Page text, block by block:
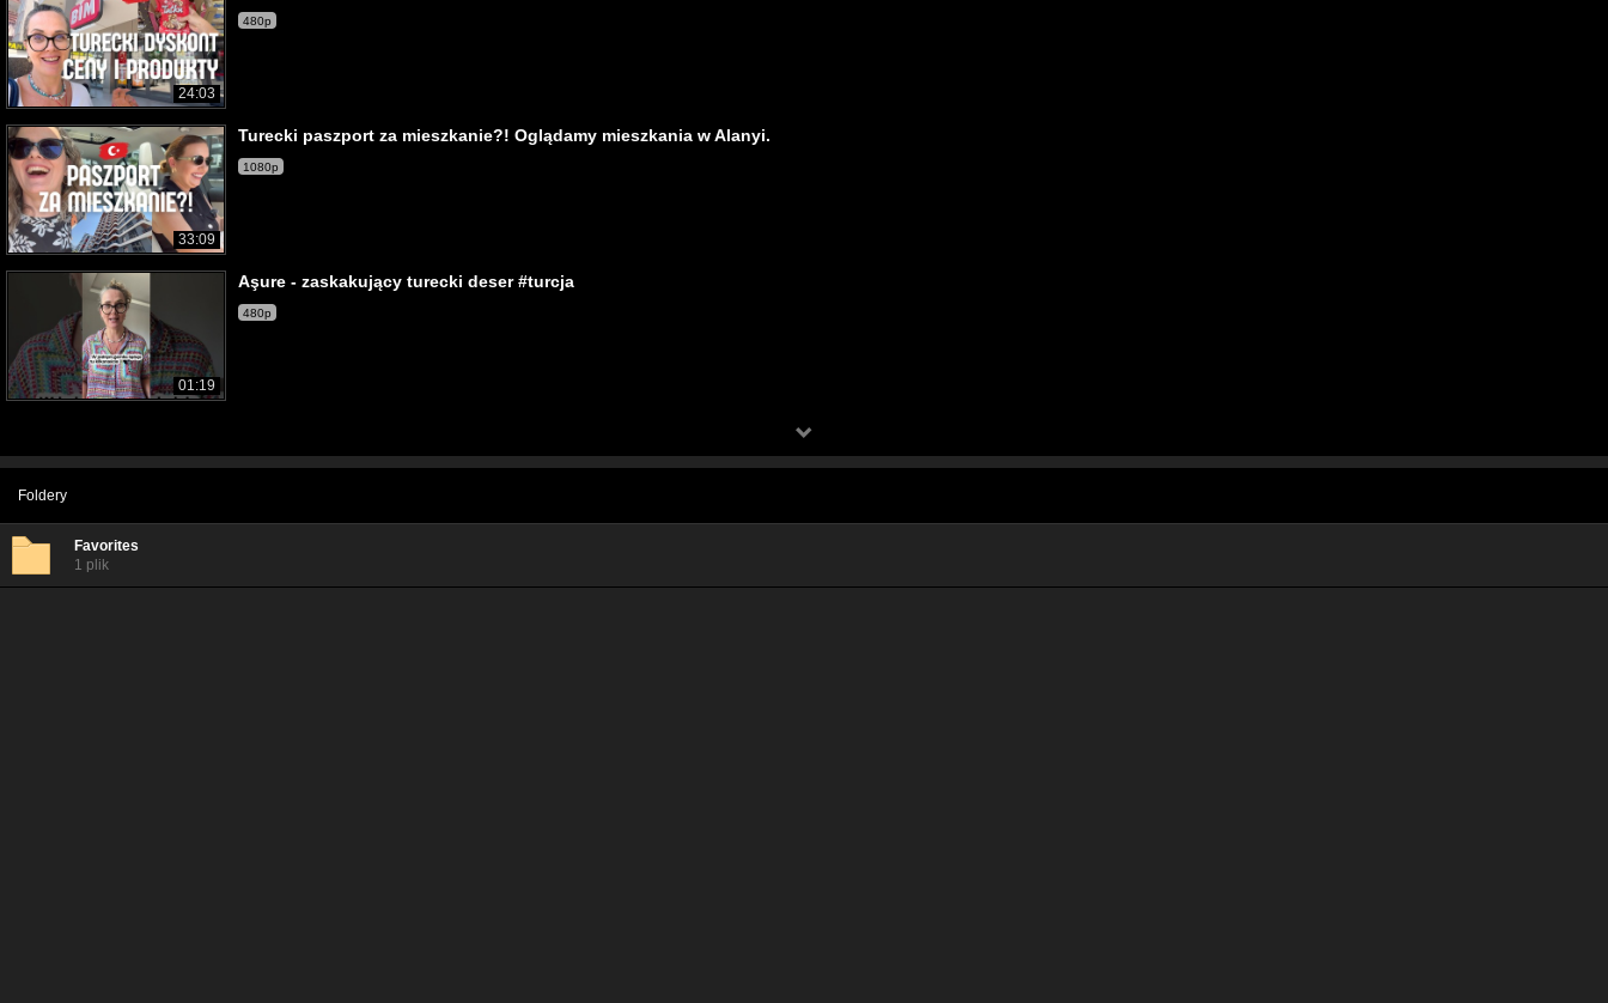
24:03
480p
33:09
Turecki paszport za mieszkanie?! Oglądamy mieszkania w Alanyi.
1080p
01:19
Aşure - zaskakujący turecki deser #turcja
480p
Foldery
Favorites
1 plik